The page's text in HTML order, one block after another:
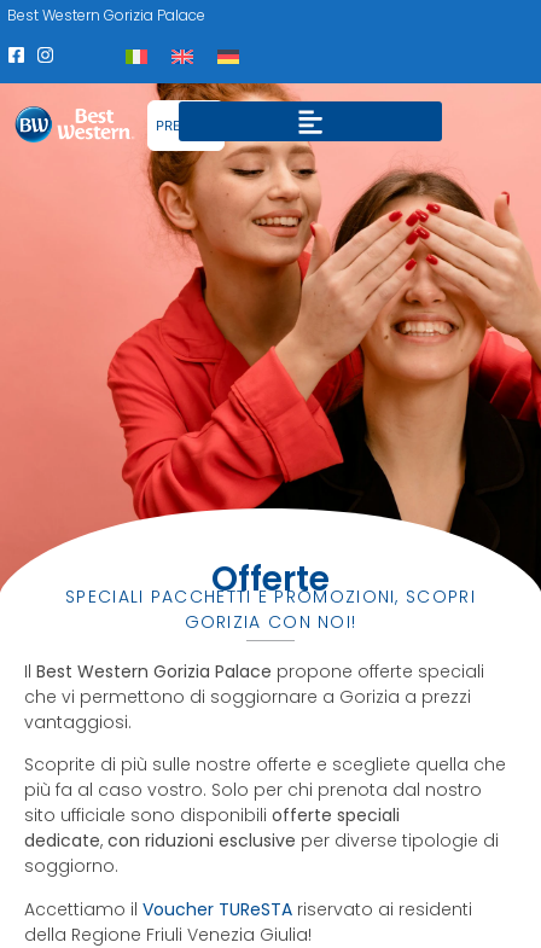
Best Western Gorizia Palace
PRENOTA
Offerte
SPECIALI PACCHETTI E PROMOZIONI, SCOPRI
GORIZIA CON NOI!
Il Best Western Gorizia Palace propone offerte speciali
che vi permettono di soggiornare a Gorizia a prezzi
vantaggiosi.
Scoprite di più sulle nostre offerte e scegliete quella che
più fa al caso vostro. Solo per chi prenota dal nostro
sito ufficiale sono disponibili offerte speciali
dedicate, con riduzioni esclusive per diverse tipologie di
soggiorno.
Accettiamo il Voucher TUReSTA riservato ai residenti
della Regione Friuli Venezia Giulia!